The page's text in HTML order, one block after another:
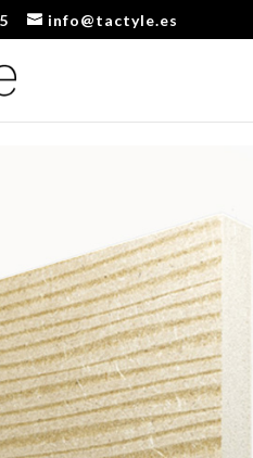
info@tactyle.es